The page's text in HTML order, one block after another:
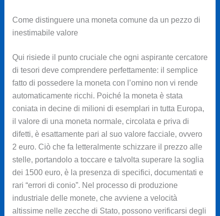
Come distinguere una moneta comune da un pezzo di
inestimabile valore
Qui risiede il punto cruciale che ogni aspirante cercatore
di tesori deve comprendere perfettamente: il semplice
fatto di possedere la moneta con l’omino non vi rende
automaticamente ricchi. Poiché la moneta è stata
coniata in decine di milioni di esemplari in tutta Europa,
il valore di una moneta normale, circolata e priva di
difetti, è esattamente pari al suo valore facciale, ovvero
2 euro. Ciò che fa letteralmente schizzare il prezzo alle
stelle, portandolo a toccare e talvolta superare la soglia
dei 1500 euro, è la presenza di specifici, documentati e
rari “errori di conio”. Nel processo di produzione
industriale delle monete, che avviene a velocità
altissime nelle zecche di Stato, possono verificarsi degli